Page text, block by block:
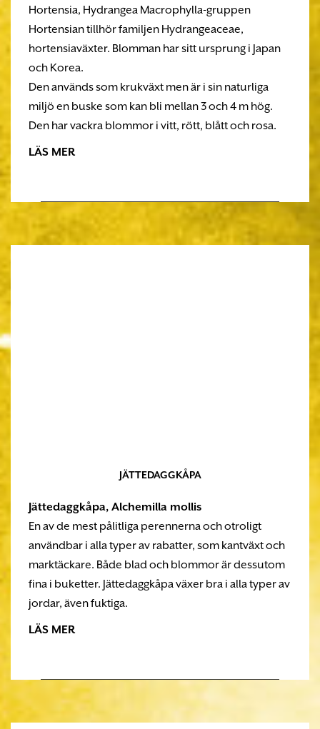
Hortensia, Hydrangea Macrophylla-gruppen
Hortensian tillhör familjen Hydrangeaceae,
hortensiaväxter. Blomman har sitt ursprung i Japan
och Korea.
Den används som krukväxt men är i sin naturliga
miljö en buske som kan bli mellan 3 och 4 m hög.
Den har vackra blommor i vitt, rött, blått och rosa.
LÄS MER
JÄTTEDAGGKÅPA
Jättedaggkåpa, Alchemilla mollis
En av de mest pålitliga perennerna och otroligt
användbar i alla typer av rabatter, som kantväxt och
marktäckare. Både blad och blommor är dessutom
fina i buketter. Jättedaggkåpa växer bra i alla typer av
jordar, även fuktiga.
LÄS MER